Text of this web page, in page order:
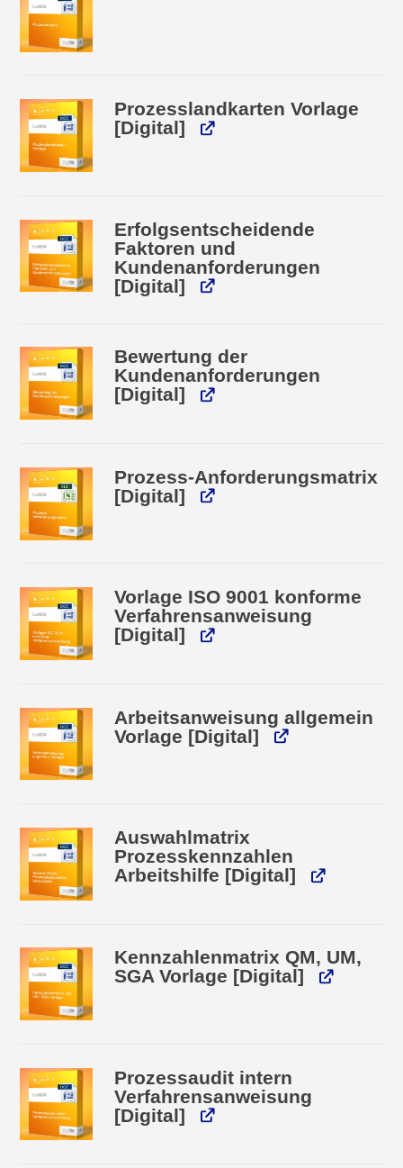
Prozesslandkarten Vorlage
[Digital]
Erfolgsentscheidende
Faktoren und
Kundenanforderungen
[Digital]
Bewertung der
Kundenanforderungen
[Digital]
Prozess-Anforderungsmatrix
[Digital]
Vorlage ISO 9001 konforme
Verfahrensanweisung
[Digital]
Arbeitsanweisung allgemein
Vorlage [Digital]
Auswahlmatrix
Prozesskennzahlen
Arbeitshilfe [Digital]
Kennzahlenmatrix QM, UM,
SGA Vorlage [Digital]
Prozessaudit intern
Verfahrensanweisung
[Digital]